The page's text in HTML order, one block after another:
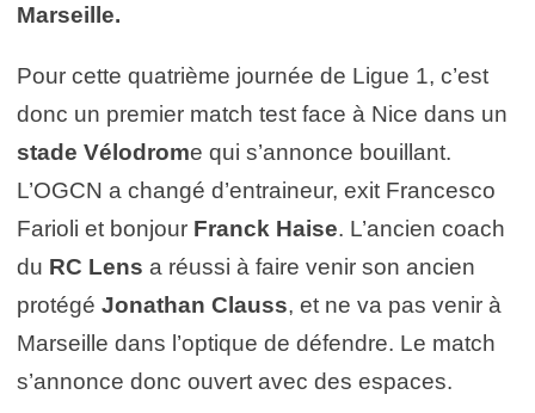
Marseille.
Pour cette quatrième journée de Ligue 1, c’est
donc un premier match test face à Nice dans un
stade Vélodrome qui s’annonce bouillant.
L’OGCN a changé d’entraineur, exit Francesco
Farioli et bonjour Franck Haise. L’ancien coach
du RC Lens a réussi à faire venir son ancien
protégé Jonathan Clauss, et ne va pas venir à
Marseille dans l’optique de défendre. Le match
s’annonce donc ouvert avec des espaces.